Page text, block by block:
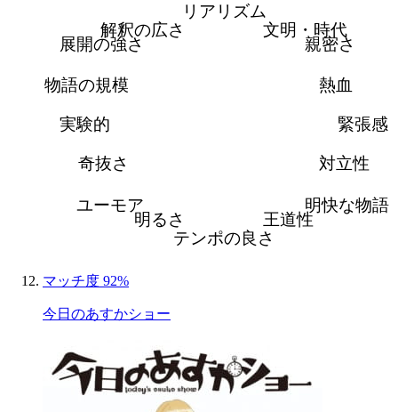
リアリズム
文明・時代
親密さ
熱血
緊張感
対立性
明快な物語
王道性
テンポの良さ
明るさ
ユーモア
奇抜さ
実験的
物語の規模
展開の強さ
解釈の広さ
マッチ度 92%
今日のあすかショー